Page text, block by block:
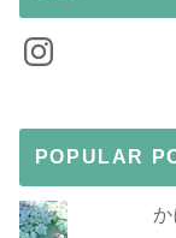
Instagram
POPULAR